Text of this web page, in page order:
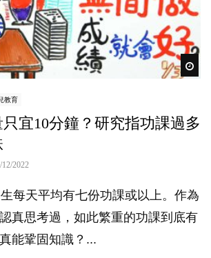
教育
宜10分鐘？研究指功課過多
12/2022
每天平均有七份功課或以上。作為
真思考過，如此繁重的功課到底有
能鞏固知識？...